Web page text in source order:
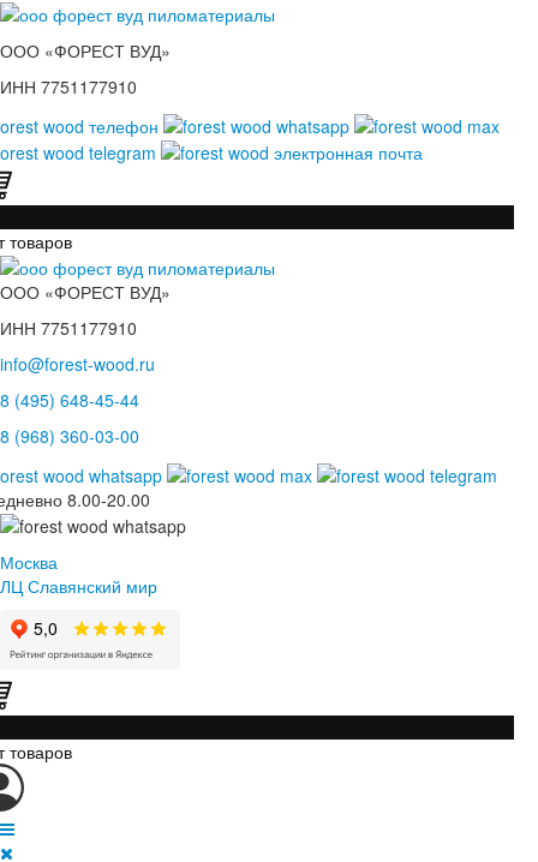
ООО «ФОРЕСТ ВУД»
ИНН 7751177910
товаров
ООО «ФОРЕСТ ВУД»
ИНН 7751177910
info@forest-wood.ru
8 (495) 648-45-44
8 (968) 360-03-00
8.00-20.00
Москва
ЛЦ Славянский мир
товаров